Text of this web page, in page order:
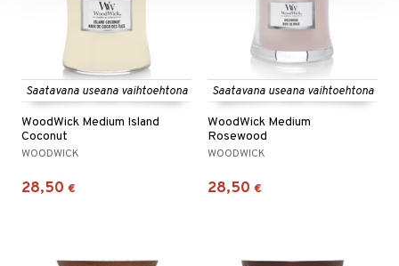
Saatavana useana vaihtoehtona
WoodWick Medium Island
Coconut
WOODWICK
28,50 €
Saatavana useana vaihtoehtona
WoodWick Medium
Rosewood
WOODWICK
28,50 €